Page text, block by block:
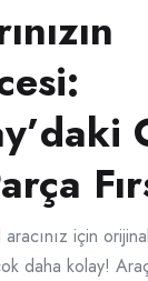
için
daha kolay!